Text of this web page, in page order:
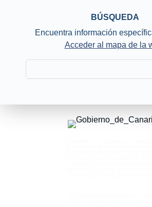
BÚSQUEDA
Encuentra información
Acceder al mapa de la